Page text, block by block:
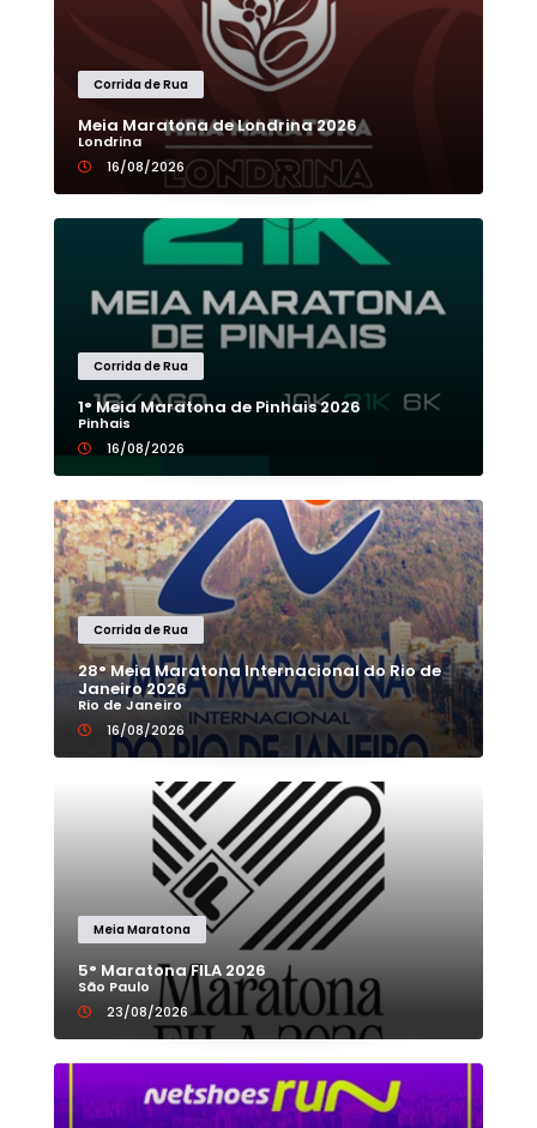
Corrida de Rua
Meia Maratona de Londrina 2026
Londrina
16/08/2026
Corrida de Rua
1° Meia Maratona de Pinhais 2026
Pinhais
16/08/2026
Corrida de Rua
28° Meia Maratona Internacional do Rio de
Janeiro 2026
Rio de Janeiro
16/08/2026
Meia Maratona
5° Maratona FILA 2026
São Paulo
23/08/2026